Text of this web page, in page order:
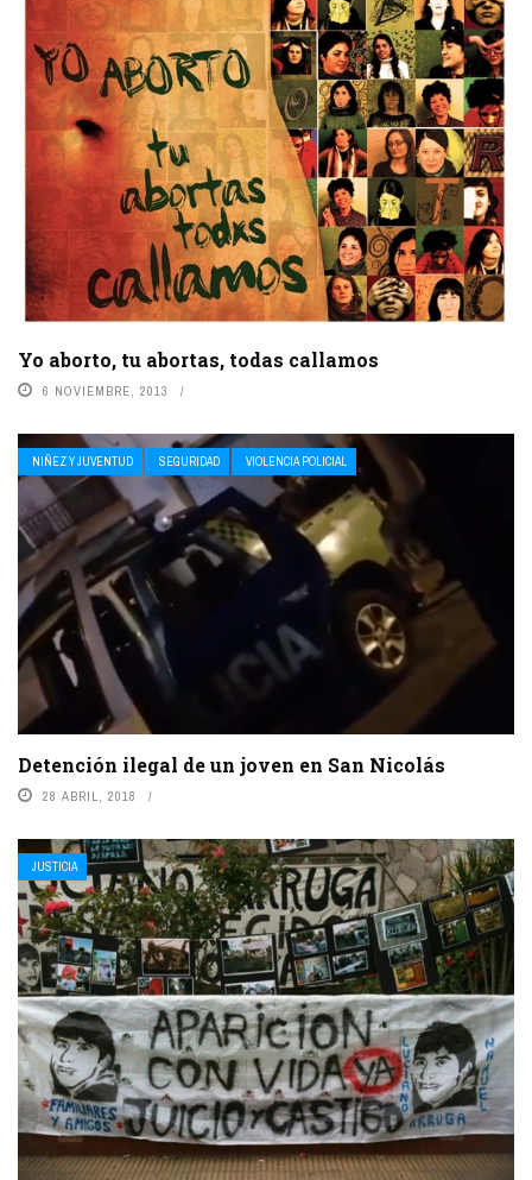
Yo aborto, tu abortas, todas callamos
6 NOVIEMBRE, 2013
NIÑEZ Y JUVENTUD SEGURIDAD VIOLENCIA POLICIAL
Detención ilegal de un joven en San Nicolás
28 ABRIL, 2018
JUSTICIA